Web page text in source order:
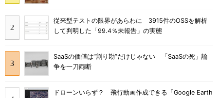
従来型テストの限界があらわに 3915件のOSSを解析
して判明した「99.4％未報告」の実態
SaaSの価値は“割り勘”だけじゃない 「SaaSの死」論
争を一刀両断
ドローンいらず？ 飛行動画作成できる「Google Earth